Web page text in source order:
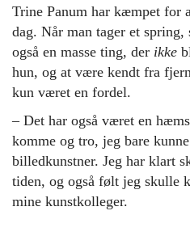
Trine Panum har kæmpet for
dag. Når man tager et
også en masse ting, der ikke
hun, og at være kendt fra
kun været en fordel.
– Det har også været en
komme og tro, jeg bare
billedkunstner. Jeg har klart
tiden, og også følt jeg skulle
mine kunstkolleger.